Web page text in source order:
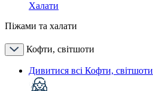
Халати
Піжами та халати
Кофти, світшоти
Дивитися всі Кофти, світшоти